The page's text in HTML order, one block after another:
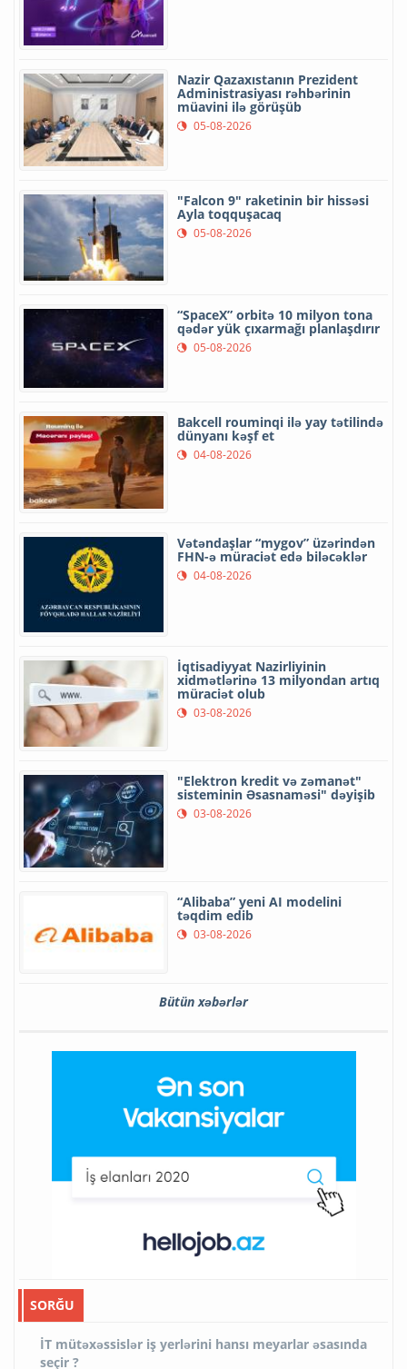
Nazir Qazaxıstanın Prezident
Administrasiyası rəhbərinin
müavini ilə görüşüb
05-08-2026
"Falcon 9" raketinin bir hissəsi
Ayla toqquşacaq
05-08-2026
“SpaceX” orbitə 10 milyon tona
qədər yük çıxarmağı planlaşdırır
05-08-2026
Bakcell rouminqi ilə yay tətilində
dünyanı kəşf et
04-08-2026
Vətəndaşlar “mygov” üzərindən
FHN-ə müraciət edə biləcəklər
04-08-2026
İqtisadiyyat Nazirliyinin
xidmətlərinə 13 milyondan artıq
müraciət olub
03-08-2026
"Elektron kredit və zəmanət"
sisteminin Əsasnaməsi" dəyişib
03-08-2026
“Alibaba” yeni AI modelini
təqdim edib
03-08-2026
Bütün xəbərlər
SORĞU
İT mütəxəssislər iş yerlərini hansı meyarlar əsasında
seçir ?